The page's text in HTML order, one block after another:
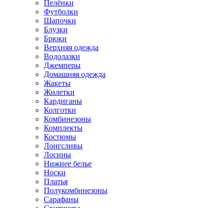
Пелёнки
Футболки
Шапочки
Блузки
Брюки
Верхняя одежда
Водолазки
Джемперы
Домашняя одежда
Жакеты
Жилетки
Кардиганы
Колготки
Комбинезоны
Комплекты
Костюмы
Лонгсливы
Лосины
Нижнее белье
Носки
Платья
Полукомбинезоны
Сарафаны